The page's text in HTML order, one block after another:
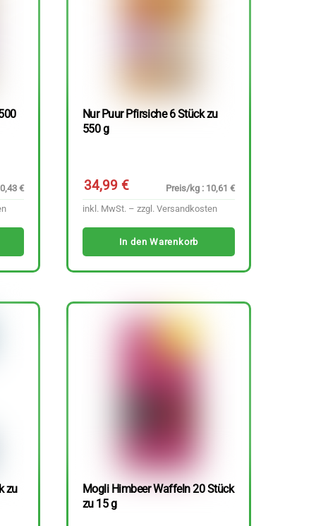
€
Nur Puur Pfirsiche 6 Stück zu
550 g
34,99€
Preis/kg : 10,61 €
inkl. MwSt. – zzgl. Versandkosten
In den Warenkorb
zu
Mogli Himbeer Waffeln 20 Stück
zu 15 g